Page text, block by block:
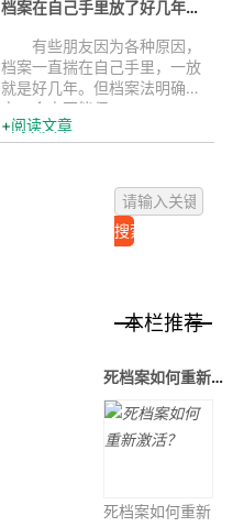
档案在自己手里放了好几年，还能存...
有些朋友因为各种原因，
档案一直揣在自己手里，一放
就是好几年。但档案法明确规
定，个人不能保...
阅读文章
本栏推荐
死档案如何重新激活？
死档案如何重新